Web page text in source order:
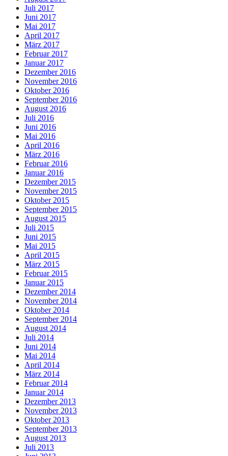
Juli 2017
Juni 2017
Mai 2017
April 2017
März 2017
Februar 2017
Januar 2017
Dezember 2016
November 2016
Oktober 2016
September 2016
August 2016
Juli 2016
Juni 2016
Mai 2016
April 2016
März 2016
Februar 2016
Januar 2016
Dezember 2015
November 2015
Oktober 2015
September 2015
August 2015
Juli 2015
Juni 2015
Mai 2015
April 2015
März 2015
Februar 2015
Januar 2015
Dezember 2014
November 2014
Oktober 2014
September 2014
August 2014
Juli 2014
Juni 2014
Mai 2014
April 2014
März 2014
Februar 2014
Januar 2014
Dezember 2013
November 2013
Oktober 2013
September 2013
August 2013
Juli 2013